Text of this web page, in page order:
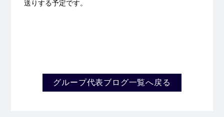
送りする予定です。
グループ代表ブログ一覧へ戻る